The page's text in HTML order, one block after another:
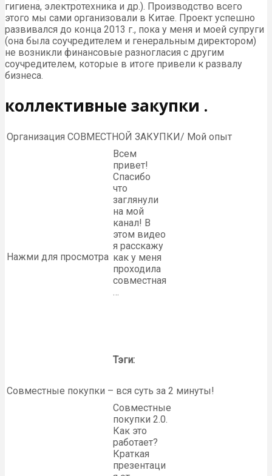
гигиена, электротехника и др.). Производство всего
этого мы сами организовали в Китае. Проект успешно
развивался до конца 2013 г., пока у меня и моей супруги
(она была соучредителем и генеральным директором)
не возникли финансовые разногласия с другим
соучредителем, которые в итоге привели к развалу
бизнеса.
коллективные закупки .
Организация СОВМЕСТНОЙ ЗАКУПКИ/ Мой опыт
Нажми для просмотра
Всем
привет!
Спасибо
что
заглянули
на мой
канал! В
этом видео
я расскажу
как у меня
проходила
совместная
…
Тэги:
Совместные покупки – вся суть за 2 минуты!
Совместные
покупки 2.0.
Как это
работает?
Краткая
презентаци